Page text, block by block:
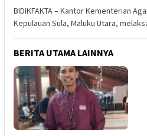
BIDIKFAKTA – Kantor Kementerian
Kepulauan Sula, Maluku Utara,
BERITA UTAMA LAINNYA